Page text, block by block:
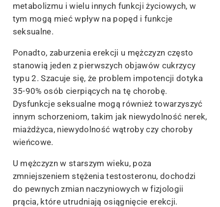
metabolizmu i wielu innych funkcji życiowych, w
tym mogą mieć wpływ na popęd i funkcje
seksualne.
Ponadto, zaburzenia erekcji u mężczyzn często
stanowią jeden z pierwszych objawów cukrzycy
typu 2. Szacuje się, że problem impotencji dotyka
35-90% osób cierpiących na tę chorobę.
Dysfunkcje seksualne mogą również towarzyszyć
innym schorzeniom, takim jak niewydolność nerek,
miażdżyca, niewydolność wątroby czy choroby
wieńcowe.
U mężczyzn w starszym wieku, poza
zmniejszeniem stężenia testosteronu, dochodzi
do pewnych zmian naczyniowych w fizjologii
prącia, które utrudniają osiągnięcie erekcji.